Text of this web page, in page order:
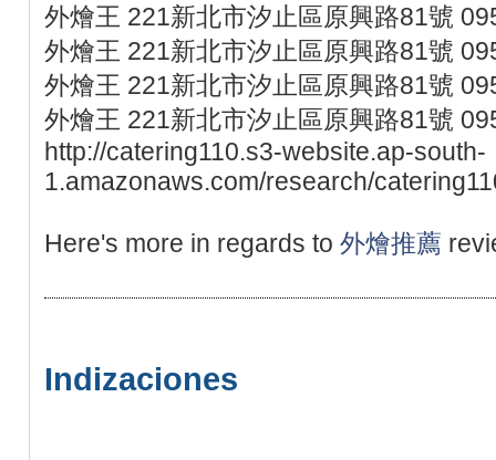
外燴王 221新北市汐止區原興路81號
外燴王 221新北市汐止區原興路81號
外燴王 221新北市汐止區原興路81號
外燴王 221新北市汐止區原興路81號
http://catering110.s3-website.ap-south-
1.amazonaws.com/research/
Here's more in regards to 外燴推薦
Indizaciones